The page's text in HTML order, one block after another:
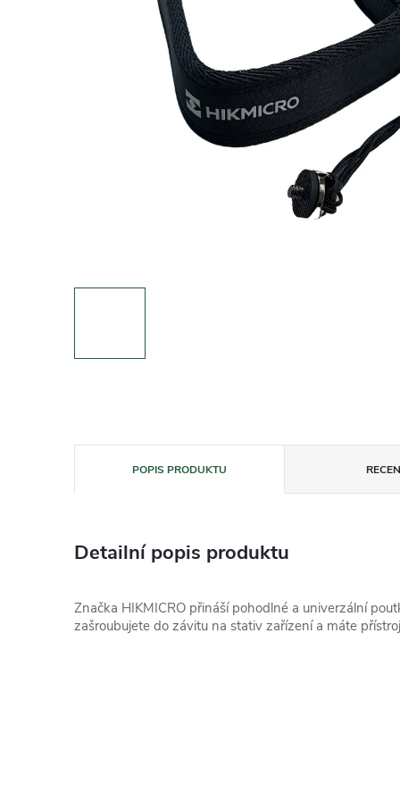
POPIS PRODUKTU
Detailní popis produktu
Značka HIKMICRO přináší pohodlné a univerzální
zašroubujete do závitu na stativ zařízení a máte